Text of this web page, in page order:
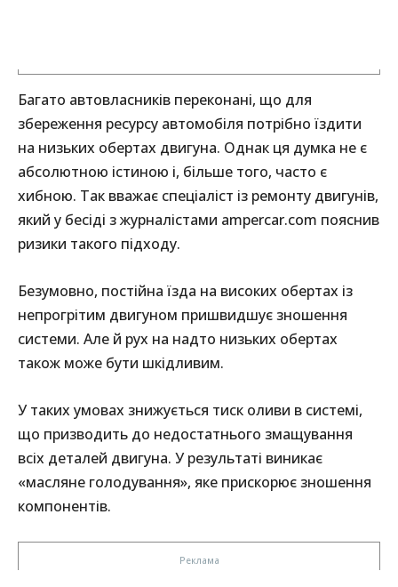
Багато автовласників переконані, що для
збереження ресурсу автомобіля потрібно їздити
на низьких обертах двигуна. Однак ця думка не є
абсолютною істиною і, більше того, часто є
хибною. Так вважає спеціаліст із ремонту двигунів,
який у бесіді з журналістами ampercar.com пояснив
ризики такого підходу.
Безумовно, постійна їзда на високих обертах із
непрогрітим двигуном пришвидшує зношення
системи. Але й рух на надто низьких обертах
також може бути шкідливим.
У таких умовах знижується тиск оливи в системі,
що призводить до недостатнього змащування
всіх деталей двигуна. У результаті виникає
«масляне голодування», яке прискорює зношення
компонентів.